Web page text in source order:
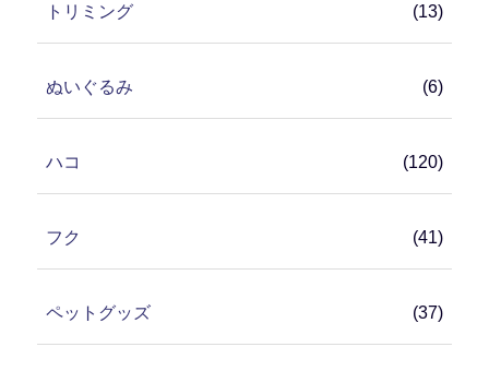
トリミング (13)
ぬいぐるみ (6)
ハコ (120)
フク (41)
ペットグッズ (37)